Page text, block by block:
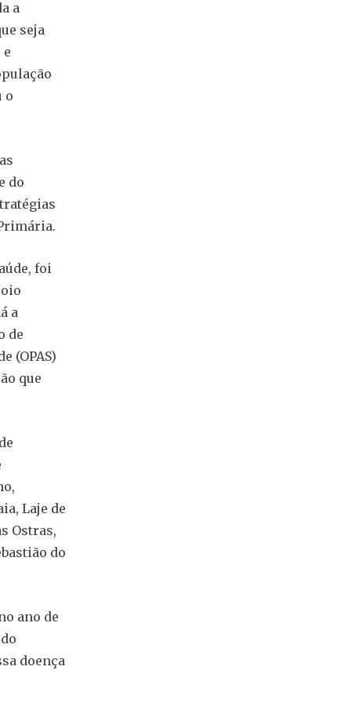
a
seja
o
do
foi
a
de
(OPAS)
que
Laje de
Ostras,
do
ano de
doença